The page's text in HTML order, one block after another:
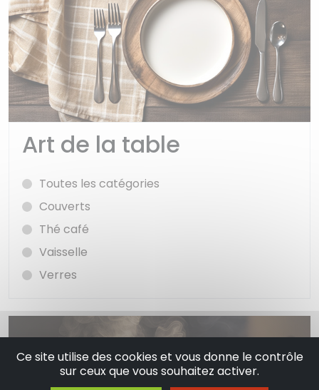
Art de la table
Toutes les catégories
Couverts
Thé café
Vaisselle
Verres
Ce site utilise des cookies et vous donne le contrôle
sur ceux que vous souhaitez activer.